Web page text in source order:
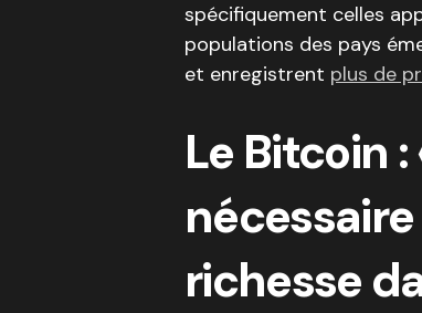
spécifiquement celles
populations des pays
et enregistrent plus de
Le Bitcoin
richesse